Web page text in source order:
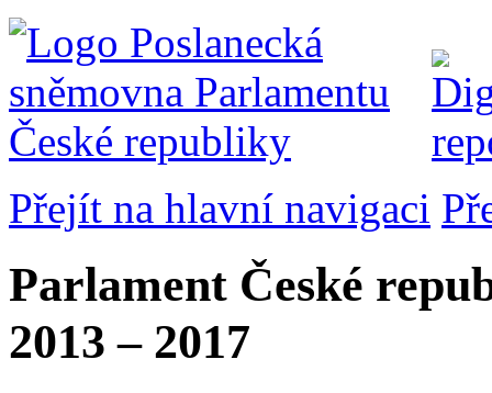
Přejít na hlavní navigaci
Parlament České
2013 – 2017